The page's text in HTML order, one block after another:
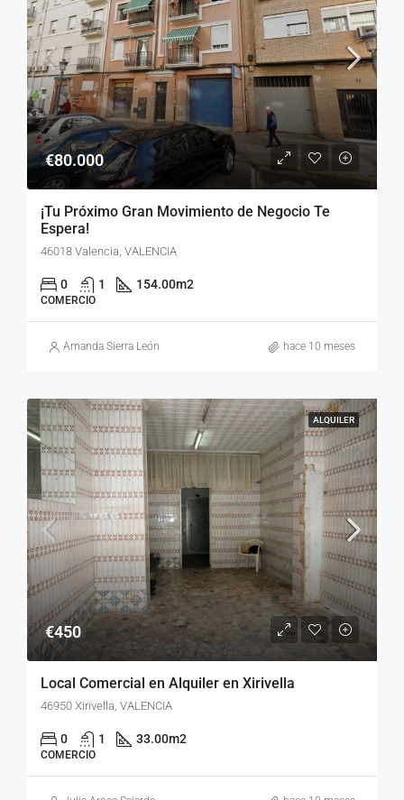
€80.000
¡Tu Próximo Gran Movimiento de Negocio Te
Espera!
46018 Valencia, VALENCIA
0 1 154.00m2
COMERCIO
Amanda Sierra León hace 10 meses
ALQUILER
€450
Local Comercial en Alquiler en Xirivella
46950 Xirivella, VALENCIA
0 1 33.00m2
COMERCIO